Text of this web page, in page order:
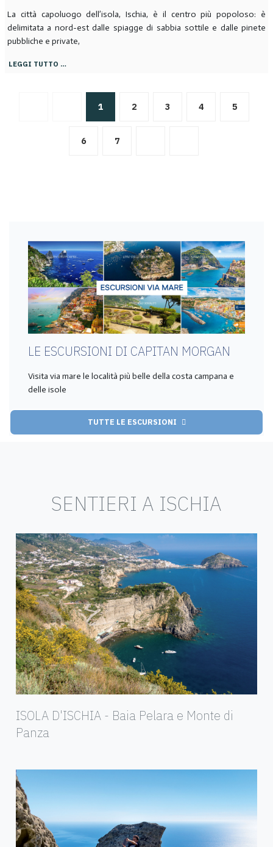
La città capoluogo dell’isola, Ischia, è il centro più popoloso: è
delimitata a nord-est dalle spiagge di sabbia sottile e dalle pinete
pubbliche e private,
LEGGI TUTTO …
1 2 3 4 5
6 7
LE ESCURSIONI DI CAPITAN MORGAN
Visita via mare le località più belle della costa campana e
delle isole
TUTTE LE ESCURSIONI
SENTIERI A ISCHIA
ISOLA D'ISCHIA - Baia Pelara e Monte di
Panza